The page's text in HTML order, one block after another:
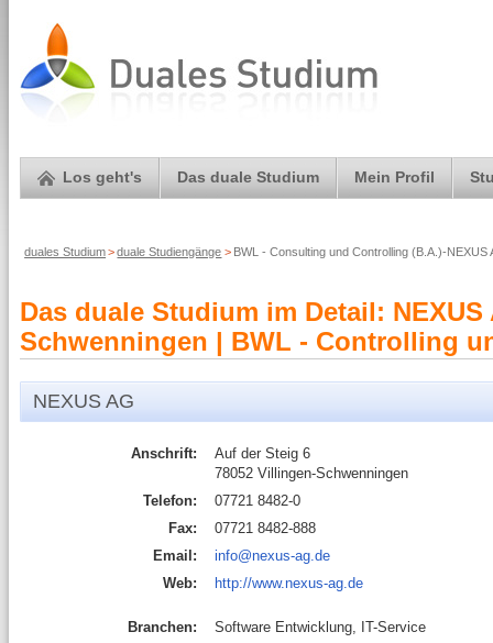
Los geht's Das duale Studium Mein Profil
duales Studium> duale Studiengänge > BWL - Consulting und Controlling (B.A.)-NEXUS
Das duale Studium im Detail:
Schwenningen | BWL - Controlling
NEXUS AG
Anschrift:
Auf der Steig 6
78052 Villingen-Schwenningen
Telefon:
07721 8482-0
Fax:
07721 8482-888
Email:
info@nexus-ag.de
Web:
http://www.nexus-ag.de
Branchen: Software Entwicklung, IT-Service